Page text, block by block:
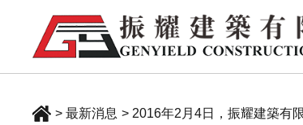
> 最新消息 > 2016年2月4日，振耀建築有